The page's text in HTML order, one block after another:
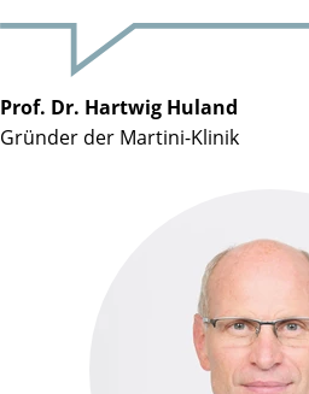
Prof. Dr. Hartwig Huland
Gründer der Martini-Klinik